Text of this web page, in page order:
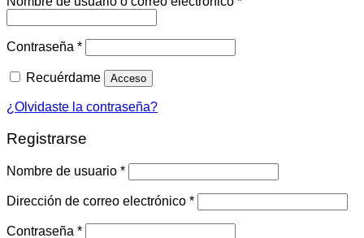
Contraseña *Obligatorio
Recuérdame Acceso
¿Olvidaste la contraseña?
Registrarse
Nombre de usuario *Obligatorio
Dirección de correo electrónico *Obligatorio
Contraseña *Obligatorio